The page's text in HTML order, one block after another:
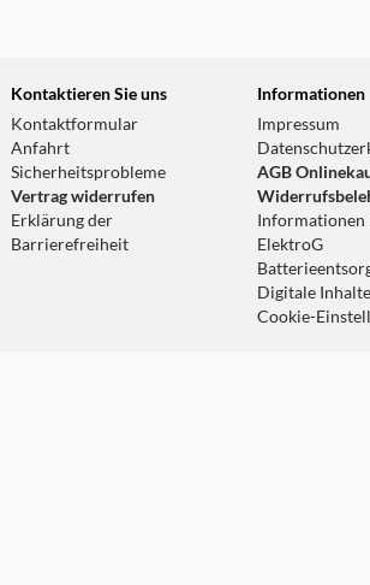
Kontaktieren Sie uns
Kontaktformular
Anfahrt
Sicherheitsprobleme
Vertrag widerrufen
Erklärung der
Barrierefreiheit
Informationen
Impressum
AGB
Informationen
ElektroG
Digitale Inhalte
Cookie-